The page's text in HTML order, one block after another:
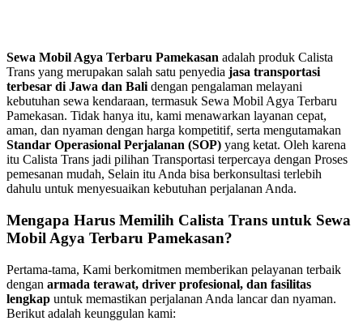
Sewa Mobil Agya Terbaru Pamekasan adalah produk Calista
Trans yang merupakan salah satu penyedia jasa transportasi
terbesar di Jawa dan Balidengan pengalaman melayani
kebutuhan sewa kendaraan, termasuk Sewa Mobil Agya Terbaru
Pamekasan. Tidak hanya itu, kami menawarkan layanan cepat,
aman, dan nyaman dengan harga kompetitif, serta mengutamakan
Standar Operasional Perjalanan (SOP) yang ketat. Oleh karena
itu Calista Trans jadi pilihan Transportasi terpercaya dengan Proses
pemesanan mudah, Selain itu Anda bisa berkonsultasi terlebih
dahulu untuk menyesuaikan kebutuhan perjalanan Anda.
Mengapa Harus Memilih Calista Trans untuk Sewa
Mobil Agya Terbaru Pamekasan?
Pertama-tama, Kami berkomitmen memberikan pelayanan terbaik
dengan armada terawat, driver profesional, dan fasilitas
lengkap untuk memastikan perjalanan Anda lancar dan nyaman.
Berikut adalah keunggulan kami: